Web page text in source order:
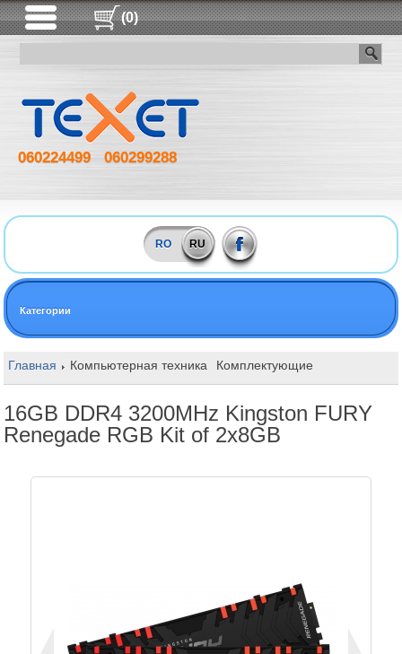
(0)
060224499 060299288
RO RU
Категории
Главная Компьютерная техника Комплектующие
16GB DDR4 3200MHz Kingston FURY
Renegade RGB Kit of 2x8GB